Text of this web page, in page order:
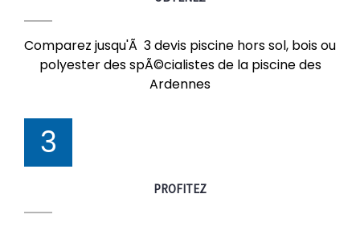
Comparez jusqu'Ã 3 devis piscine hors sol, bois ou
polyester des spÃ©cialistes de la piscine des
Ardennes
3
PROFITEZ